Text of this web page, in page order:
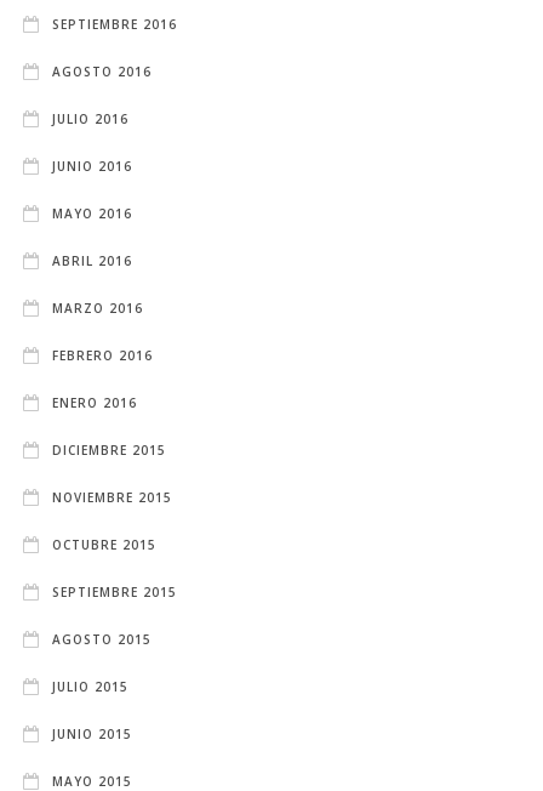
SEPTIEMBRE 2016
AGOSTO 2016
JULIO 2016
JUNIO 2016
MAYO 2016
ABRIL 2016
MARZO 2016
FEBRERO 2016
ENERO 2016
DICIEMBRE 2015
NOVIEMBRE 2015
OCTUBRE 2015
SEPTIEMBRE 2015
AGOSTO 2015
JULIO 2015
JUNIO 2015
MAYO 2015